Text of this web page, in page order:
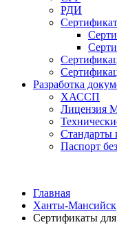
РДИ
Разработка
ХАССП
Лицензия
Стандарты
Паспорт
Главная
Ханты-Мансийск
Сертификаты